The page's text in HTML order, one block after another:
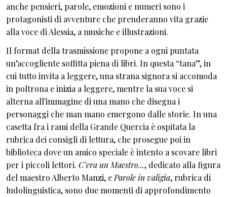
anche pensieri, parole, emozioni e numeri sono i
protagonisti di avventure che prenderanno vita grazie
alla voce di Alessia, a musiche e illustrazioni.
Il format della trasmissione propone a ogni puntata
un’accogliente soffitta piena di libri. In questa ‟tana”, in
cui tutto invita a leggere, una strana signora si accomoda
in poltrona e inizia a leggere, mentre la sua voce si
alterna all'immagine di una mano che disegna i
personaggi che man mano emergono dalle storie. In una
casetta fra i rami della Grande Quercia è ospitata la
rubrica dei consigli di lettura, che prosegue poi in
biblioteca dove un amico speciale è intento a scovare libri
per i piccoli lettori. C’era un Maestro..., dedicato alla figura
del maestro Alberto Manzi, e Parole in valigia, rubrica di
ludolinguistica, sono due momenti di approfondimento